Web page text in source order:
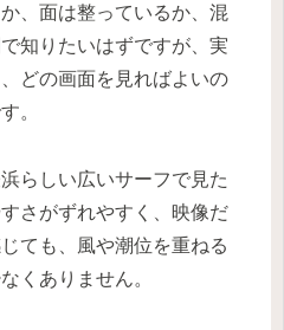
、面は整っているか、混
知りたいはずですが、実
どの画面を見ればよいの
。
らしい広いサーフで見た
さがずれやすく、映像だ
ても、風や潮位を重ねる
くありません。